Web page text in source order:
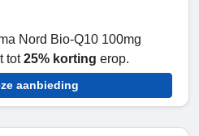
Nord Bio-Q10 100mg
tot25% korting erop.
aanbieding